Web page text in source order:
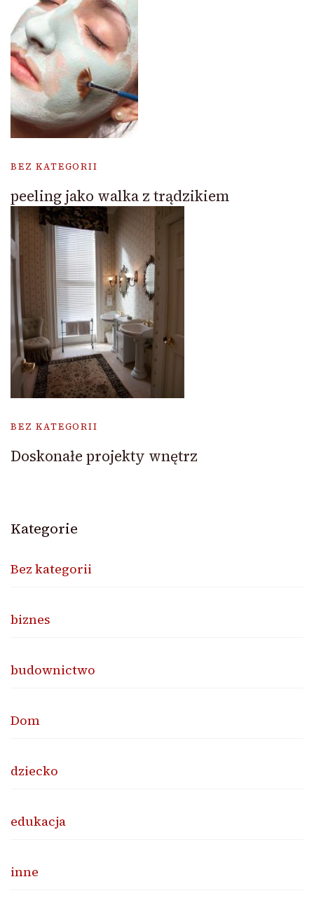
BEZ KATEGORII
peeling jako walka z trądzikiem
BEZ KATEGORII
Doskonałe projekty wnętrz
Kategorie
Bez kategorii
biznes
budownictwo
Dom
dziecko
edukacja
inne